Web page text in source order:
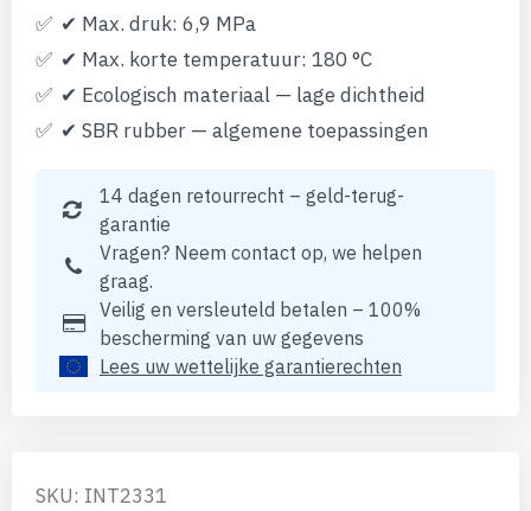
✔ Max. druk: 6,9 MPa
✔ Max. korte temperatuur: 180 °C
✔ Ecologisch materiaal — lage dichtheid
✔ SBR rubber — algemene toepassingen
14 dagen retourrecht – geld-terug-
garantie
Vragen? Neem contact op, we helpen
graag.
Veilig en versleuteld betalen – 100%
bescherming van uw gegevens
Lees uw wettelijke garantierechten
SKU: INT2331